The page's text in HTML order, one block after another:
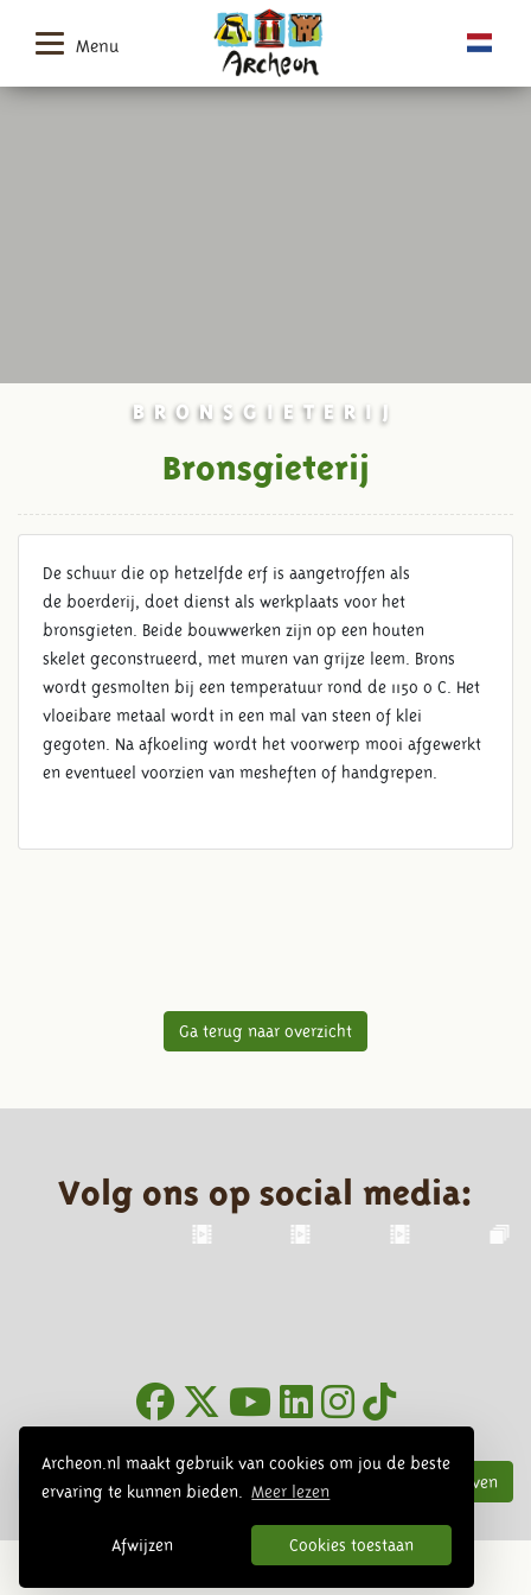
Archeon.nl maakt gebruik van cookies om jou de beste
ervaring te kunnen bieden.
Meer lezen
Afwijzen Cookies toestaan
Menu
BRONSGIETERIJ
Bronsgieterij
De schuur die op hetzelfde erf is aangetroffen als
de boerderij, doet dienst als werkplaats voor het
bronsgieten. Beide bouwwerken zijn op een houten
skelet geconstrueerd, met muren van grijze leem. Brons
wordt gesmolten bij een temperatuur rond de 1150 o C. Het
vloeibare metaal wordt in een mal van steen of klei
gegoten. Na afkoeling wordt het voorwerp mooi afgewerkt
en eventueel voorzien van mesheften of handgrepen.
Ga terug naar overzicht
Volg ons op social media:
Inschrijven